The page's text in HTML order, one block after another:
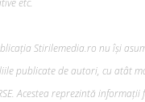
etc.
Stirilemedia.ro nu își
publicate de autori, cu atât
Acestea reprezintă